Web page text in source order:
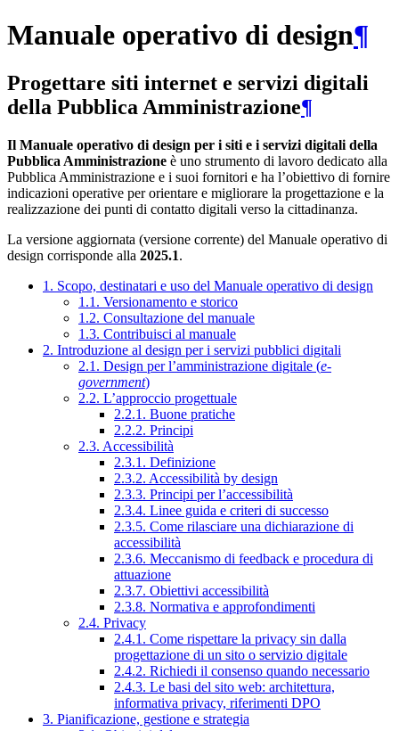
Manuale operativo di design¶
Progettare siti internet e servizi digitali
della Pubblica Amministrazione¶
Il Manuale operativo di design per i siti e i servizi digitali della
Pubblica Amministrazione è uno strumento di lavoro dedicato alla
Pubblica Amministrazione e i suoi fornitori e ha l’obiettivo di fornire
indicazioni operative per orientare e migliorare la progettazione e la
realizzazione dei punti di contatto digitali verso la cittadinanza.
La versione aggiornata (versione corrente) del Manuale operativo di
design corrisponde alla 2025.1.
1. Scopo, destinatari e uso del Manuale operativo di design
1.1. Versionamento e storico
1.2. Consultazione del manuale
1.3. Contribuisci al manuale
2. Introduzione al design per i servizi pubblici digitali
2.1. Design per l’amministrazione digitale (e-
government)
2.2. L’approccio progettuale
2.2.1. Buone pratiche
2.2.2. Principi
2.3. Accessibilità
2.3.1. Definizione
2.3.2. Accessibilità by design
2.3.3. Principi per l’accessibilità
2.3.4. Linee guida e criteri di successo
2.3.5. Come rilasciare una dichiarazione di
accessibilità
2.3.6. Meccanismo di feedback e procedura di
attuazione
2.3.7. Obiettivi accessibilità
2.3.8. Normativa e approfondimenti
2.4. Privacy
2.4.1. Come rispettare la privacy sin dalla
progettazione di un sito o servizio digitale
2.4.2. Richiedi il consenso quando necessario
2.4.3. Le basi del sito web: architettura,
informativa privacy, riferimenti DPO
3. Pianificazione, gestione e strategia